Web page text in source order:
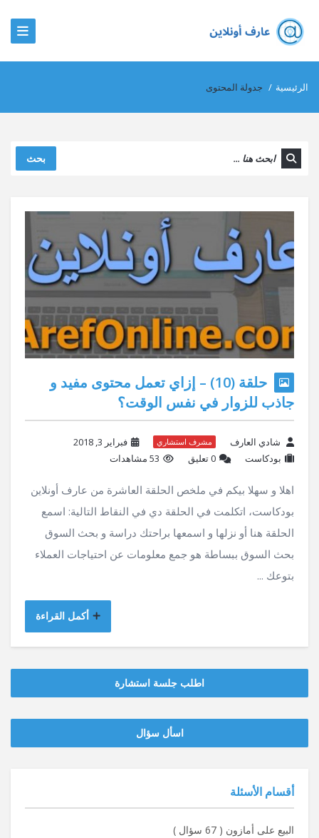
الرئيسية / جدولة المحتوى
بحث
حلقة (10) – إزاي تعمل محتوى مفيد و
جاذب للزوار في نفس الوقت؟
شادي العارف مشرف استشاري
فبراير 3, 2018
بودكاست
‫0 تعليق 53 مشاهدات
اهلا و سهلا بيكم في ملخص الحلقة العاشرة من عارف أونلاين
بودكاست، اتكلمت في الحلقة دي في النقاط التالية: اسمع
الحلقة هنا أو نزلها و اسمعها براحتك دراسة و بحث السوق
بحث السوق ببساطة هو جمع معلومات عن احتياجات العملاء
بتوعك ...
أكمل القراءة
اطلب جلسة استشارة
‫‫اسأل سؤال
أقسام الأسئلة
البيع على أمازون ( 67 سؤال )